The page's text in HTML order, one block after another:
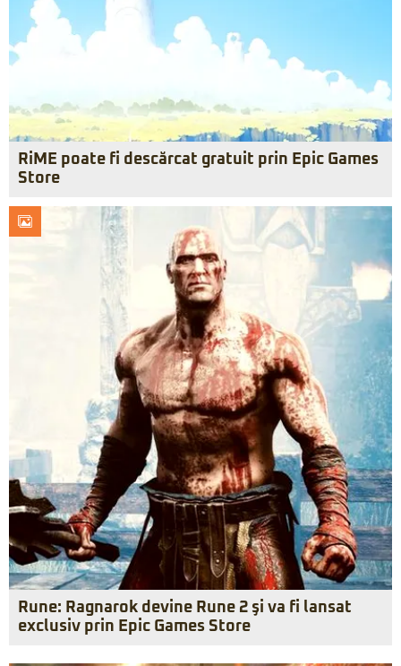
RiME poate fi descărcat gratuit prin Epic Games
Store
Rune: Ragnarok devine Rune 2 şi va fi lansat
exclusiv prin Epic Games Store